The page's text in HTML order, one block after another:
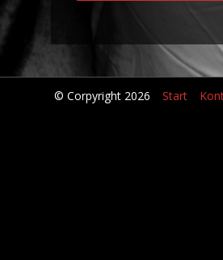
© Corpyright 2026 Start